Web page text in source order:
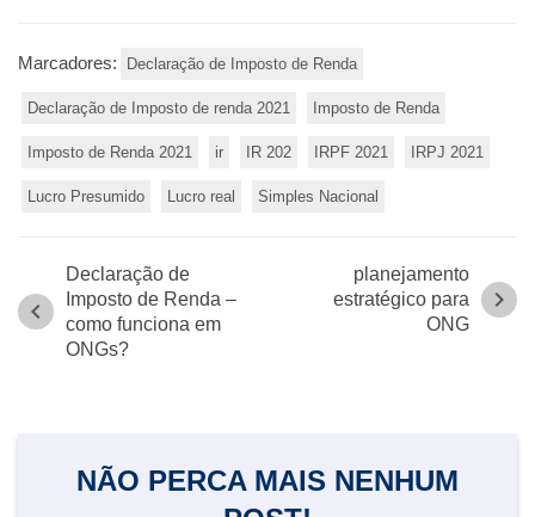
Marcadores: Declaração de Imposto de Renda
Declaração de Imposto de renda 2021 Imposto de Renda
Imposto de Renda 2021 ir IR 202 IRPF 2021 IRPJ 2021
Lucro Presumido Lucro real Simples Nacional
Declaração de
Imposto de Renda –
como funciona em
ONGs?
chevron_left
planejamento
estratégico para
ONG
chevron_right
NÃO PERCA MAIS NENHUM